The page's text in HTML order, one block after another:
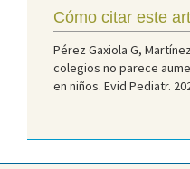
Cómo citar este
Pérez Gaxiola G,
colegios no parece
en niños. Evid Pediatr.